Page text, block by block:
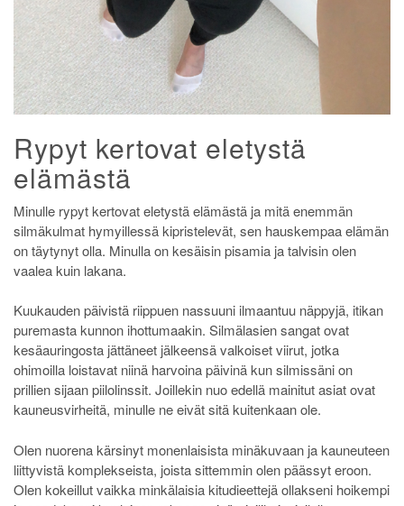
Rypyt kertovat eletystä
elämästä
Minulle rypyt kertovat eletystä elämästä ja mitä enemmän
silmäkulmat hymyillessä kipristelevät, sen hauskempaa elämän
on täytynyt olla. Minulla on kesäisin pisamia ja talvisin olen
vaalea kuin lakana.
Kuukauden päivistä riippuen nassuuni ilmaantuu näppyjä, itikan
puremasta kunnon ihottumaakin. Silmälasien sangat ovat
kesäauringosta jättäneet jälkeensä valkoiset viirut, jotka
ohimoilla loistavat niinä harvoina päivinä kun silmissäni on
prillien sijaan piilolinssit. Joillekin nuo edellä mainitut asiat ovat
kauneusvirheitä, minulle ne eivät sitä kuitenkaan ole.
Olen nuorena kärsinyt monenlaisista minäkuvaan ja kauneuteen
liittyvistä komplekseista, joista sittemmin olen päässyt eroon.
Olen kokeillut vaikka minkälaisia kitudieettejä ollakseni hoikempi